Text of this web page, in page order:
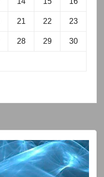
21 22 23
28 29 30